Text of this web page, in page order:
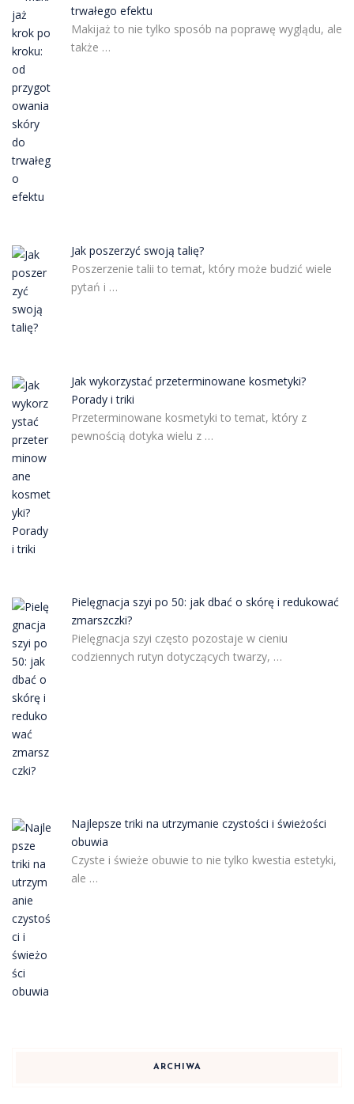
trwałego efektu
Makijaż to nie tylko sposób na poprawę wyglądu, ale
także …
Jak poszerzyć swoją talię?
Poszerzenie talii to temat, który może budzić wiele
pytań i …
Jak wykorzystać przeterminowane kosmetyki?
Porady i triki
Przeterminowane kosmetyki to temat, który z
pewnością dotyka wielu z …
Pielęgnacja szyi po 50: jak dbać o skórę i redukować
zmarszczki?
Pielęgnacja szyi często pozostaje w cieniu
codziennych rutyn dotyczących twarzy, …
Najlepsze triki na utrzymanie czystości i świeżości
obuwia
Czyste i świeże obuwie to nie tylko kwestia estetyki,
ale …
ARCHIWA